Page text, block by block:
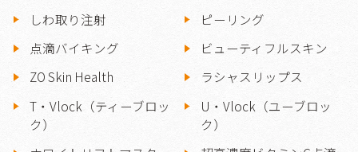
しわ取り注射
ピーリング
点滴バイキング
ビューティフルスキン
ZO Skin Health
ラシャスリップス
T・Vlock（ティーブロッ
ク）
U・Vlock（ユーブロッ
ク）